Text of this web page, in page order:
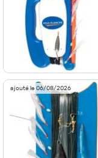
ajouté le 06/08/2026